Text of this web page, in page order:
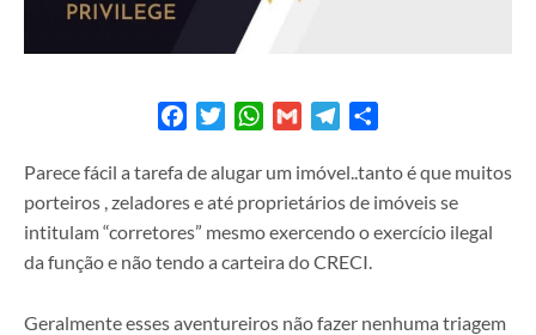
FacebookTwitterWhatsApp
Gmail Telegram
Parece fácil a tarefa de alugar um imóvel..tanto é que muitos
porteiros , zeladores e até proprietários de imóveis se
intitulam “corretores” mesmo exercendo o exercício ilegal
da função e não tendo a carteira do CRECI.
Geralmente esses aventureiros não fazer nenhuma triagem